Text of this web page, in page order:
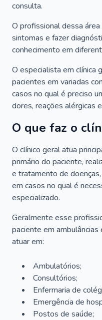
consulta.
O profissional dessa
sintomas e fazer
conhecimento em
O especialista em clínica
pacientes em variadas
casos no qual é preciso
dores, reações alérgicas
O que faz o
O clínico geral atua
primário do paciente,
e tratamento de
em casos no qual é
especializado.
Geralmente esse
paciente em
atuar em:
Ambulatórios;
Consultórios;
Enfermaria de
Emergência de
Postos de saúde;